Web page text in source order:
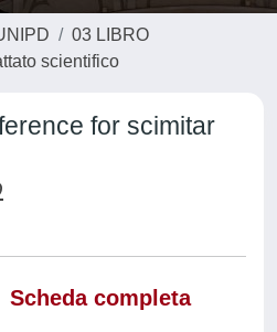
03 LIBRO
scientifico
for scimitar
Scheda completa